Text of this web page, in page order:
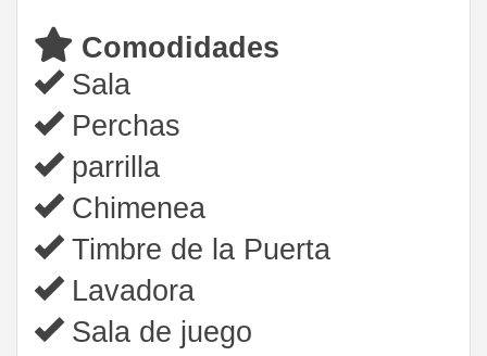
Comodidades
Sala
Perchas
parrilla
Chimenea
Timbre de la Puerta
Lavadora
Sala de juego